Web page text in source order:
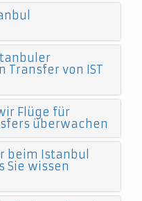
Transfer von IST
Flüge für
überwachen
beim Istanbul
Sie wissen